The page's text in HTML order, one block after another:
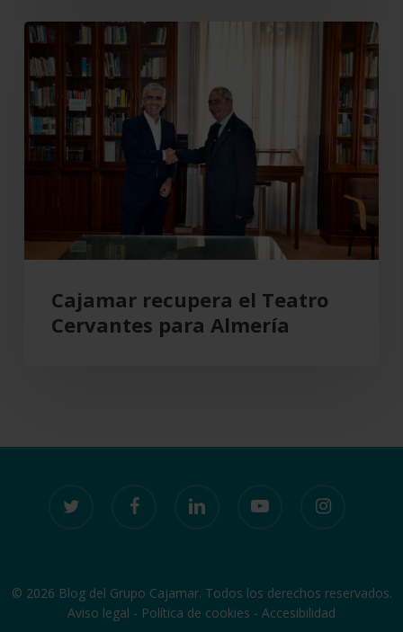
actividad
comercial
Cajamar
recupera
el
Teatro
Cervantes
para
Cajamar recupera el Teatro
Cervantes para Almería
© 2026 Blog del Grupo Cajamar. Todos los derechos reservados.
Aviso legal - Política de cookies - Accesibilidad